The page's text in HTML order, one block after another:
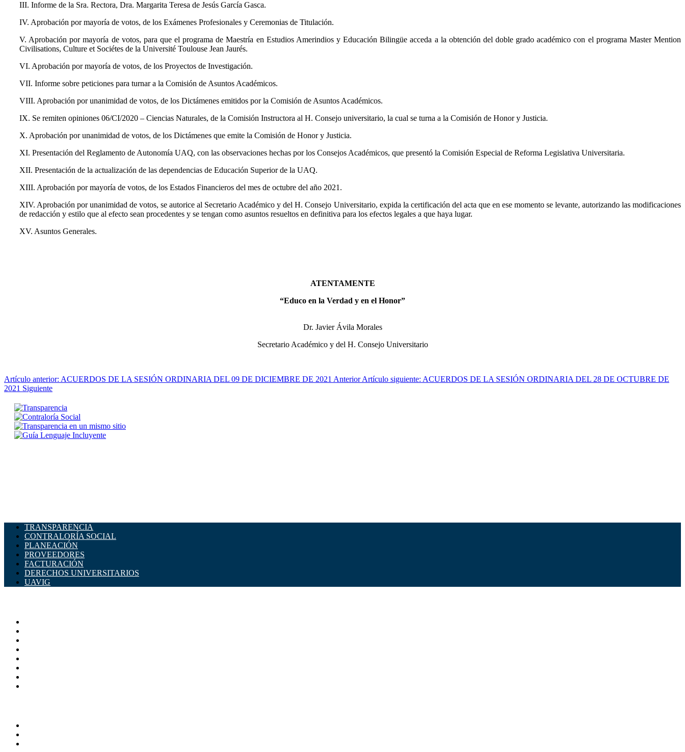
III. Informe de la Sra. Rectora, Dra. Margarita Teresa de Jesús García Gasca.
IV. Aprobación por mayoría de votos, de los Exámenes Profesionales y Ceremonias de Titulación.
V. Aprobación por mayoría de votos, para que el programa de Maestría en Estudios Amerindios y Educación Bilingüe acceda a la obtención del doble grado académico con el programa Master Mention
Civilisations, Culture et Sociétes de la Université Toulouse Jean Jaurés.
VI. Aprobación por mayoría de votos, de los Proyectos de Investigación.
VII. Informe sobre peticiones para turnar a la Comisión de Asuntos Académicos.
VIII. Aprobación por unanimidad de votos, de los Dictámenes emitidos por la Comisión de Asuntos Académicos.
IX. Se remiten opiniones 06/CI/2020 – Ciencias Naturales, de la Comisión Instructora al H. Consejo universitario, la cual se turna a la Comisión de Honor y Justicia.
X. Aprobación por unanimidad de votos, de los Dictámenes que emite la Comisión de Honor y Justicia.
XI. Presentación del Reglamento de Autonomía UAQ, con las observaciones hechas por los Consejos Académicos, que presentó la Comisión Especial de Reforma Legislativa Universitaria.
XII. Presentación de la actualización de las dependencias de Educación Superior de la UAQ.
XIII. Aprobación por mayoría de votos, de los Estados Financieros del mes de octubre del año 2021.
XIV. Aprobación por unanimidad de votos, se autorice al Secretario Académico y del H. Consejo Universitario, expida la certificación del acta que en ese momento se levante, autorizando las modificaciones
de redacción y estilo que al efecto sean procedentes y se tengan como asuntos resueltos en definitiva para los efectos legales a que haya lugar.
XV. Asuntos Generales.
ATENTAMENTE
“Educo en la Verdad y en el Honor”
Dr. Javier Ávila Morales
Secretario Académico y del H. Consejo Universitario
Artículo anterior: ACUERDOS DE LA SESIÓN ORDINARIA DEL 09 DE DICIEMBRE DE 2021 Anterior Artículo siguiente: ACUERDOS DE LA SESIÓN ORDINARIA DEL 28 DE OCTUBRE DE
2021 Siguiente
TRANSPARENCIA
CONTRALORÍA SOCIAL
PLANEACIÓN
PROVEEDORES
FACTURACIÓN
DERECHOS UNIVERSITARIOS
UAVIG